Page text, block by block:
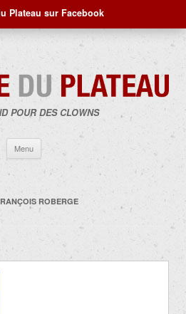
Plateau sur Facebook
POUR DES CLOWNS
Menu
contenu
ROBERGE